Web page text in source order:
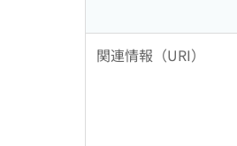
関連情報（URI）